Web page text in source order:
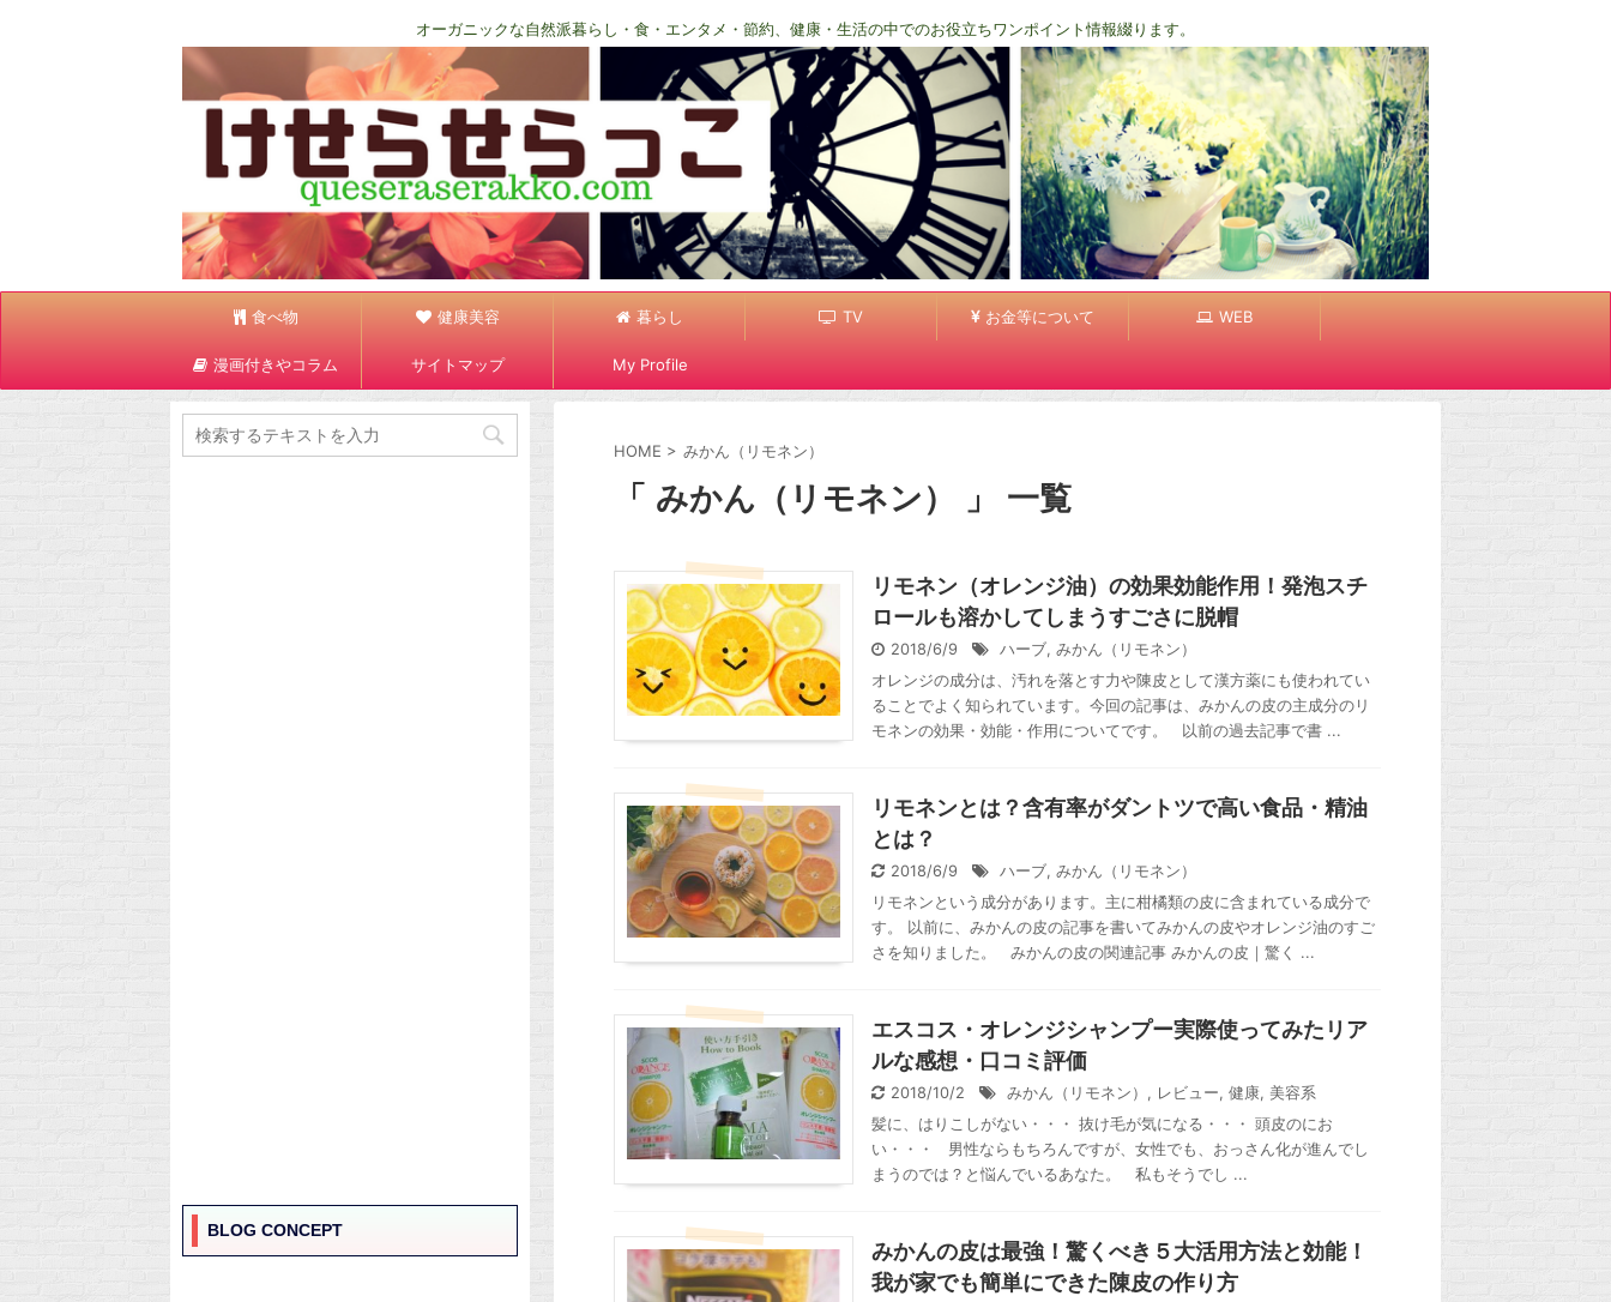
オーガニックな自然派暮らし・食・エンタメ・節約、健康・生活の中でのお役立ちワンポイント情報綴ります。
食べ物 健康美容 暮らし TV お金等について WEB
漫画付きやコラム サイトマップ My Profile
HOME > みかん（リモネン）
「 みかん（リモネン） 」 一覧
リモネン（オレンジ油）の効果効能作用！発泡スチ
ロールも溶かしてしまうすごさに脱帽
2018/6/9 ハーブ, みかん（リモネン）
オレンジの成分は、汚れを落とす力や陳皮として漢方薬にも使われてい
ることでよく知られています。今回の記事は、みかんの皮の主成分のリ
モネンの効果・効能・作用についてです。 以前の過去記事で書 ...
リモネンとは？含有率がダントツで高い食品・精油
とは？
2018/6/9 ハーブ, みかん（リモネン）
リモネンという成分があります。主に柑橘類の皮に含まれている成分で
す。 以前に、みかんの皮の記事を書いてみかんの皮やオレンジ油のすご
さを知りました。 みかんの皮の関連記事 みかんの皮｜驚く ...
エスコス・オレンジシャンプー実際使ってみたリア
ルな感想・口コミ評価
2018/10/2 みかん（リモネン） , レビュー, 健康, 美容系
髪に、はりこしがない・・・ 抜け毛が気になる・・・ 頭皮のにお
い・・・ 男性ならもちろんですが、女性でも、おっさん化が進んでし
まうのでは？と悩んでいるあなた。 私もそうでし ...
みかんの皮は最強！驚くべき５大活用方法と効能！
我が家でも簡単にできた陳皮の作り方
BLOG CONCEPT